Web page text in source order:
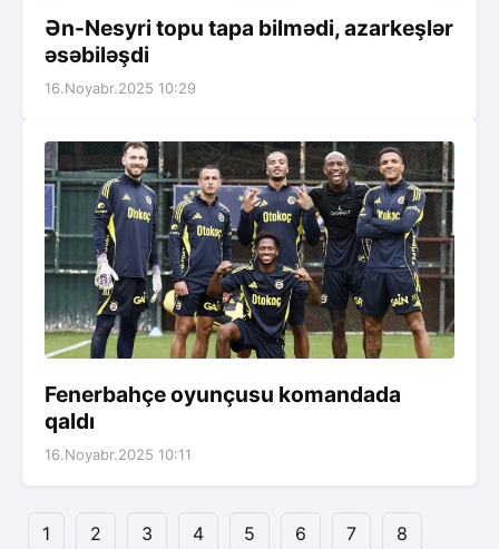
Ən-Nesyri topu tapa bilmədi, azarkeşlər
əsəbiləşdi
16.Noyabr.2025 10:29
Fenerbahçe oyunçusu komandada
qaldı
16.Noyabr.2025 10:11
1 2 3 4 5 6 7
8